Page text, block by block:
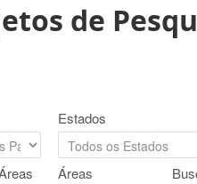
de
Estados
Áreas